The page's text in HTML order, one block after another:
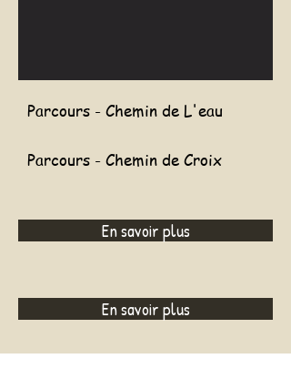
Parcours - Chemin de L'eau
Parcours - Chemin de Croix
En savoir plus
En savoir plus